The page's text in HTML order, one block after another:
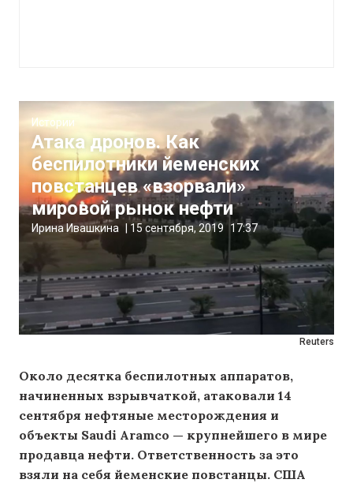
Reuters
Истории
Атака дронов. Как
беспилотники йеменских
повстанцев «взорвали»
мировой рынок нефти
Ирина Ивашкина 15 сентября, 2019 17:37
Около десятка беспилотных аппаратов,
начиненных взрывчаткой, атаковали 14
сентября нефтяные месторождения и
объекты Saudi Aramco — крупнейшего в мире
продавца нефти. Ответственность за это
взяли на себя йеменские повстанцы. США